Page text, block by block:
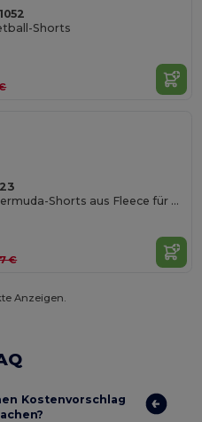
Shorts
Multisport-Bermuda-Shorts aus Fleece für Kinder
€
Anzeigen.
Kostenvorschlag